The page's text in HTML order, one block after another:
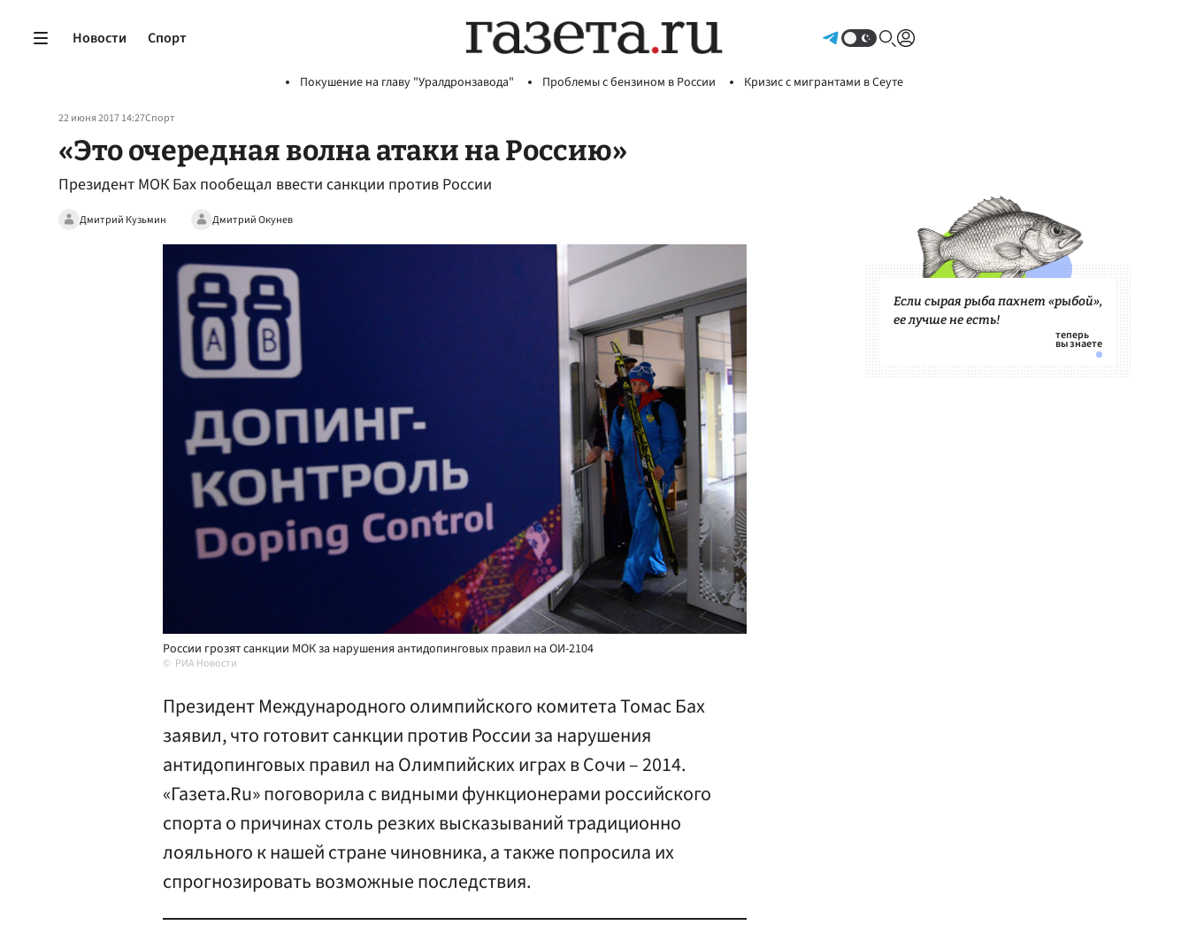
Новости Спорт
Покушение на главу "Уралдронзавода" Проблемы с бензином в России Кризис с мигрантами в Сеуте
22 июня 2017 14:27Спорт
«Это очередная волна атаки на Россию»
Президент МОК Бах пообещал ввести санкции против России
Дмитрий Кузьмин Дмитрий Окунев
России грозят санкции МОК за нарушения антидопинговых правил на ОИ-2104
РИА Новости
Президент Международного олимпийского комитета Томас Бах
заявил, что готовит санкции против России за нарушения
антидопинговых правил на Олимпийских играх в Сочи – 2014.
«Газета.Ru» поговорила с видными функционерами российского
спорта о причинах столь резких высказываний традиционно
лояльного к нашей стране чиновника, а также попросила их
спрогнозировать возможные последствия.
Если сырая рыба пахнет «рыбой»,
ее лучше не есть!